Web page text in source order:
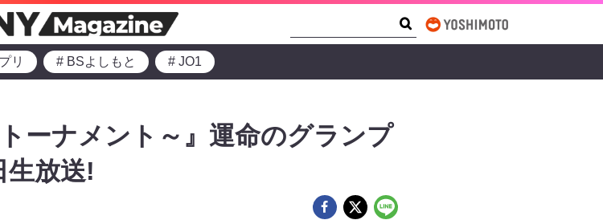
リ # BSよしもと # JO1
ーナメント～』運命のグランプ
生放送!